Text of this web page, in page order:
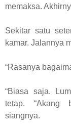
memaksa.
Sekitar satu
kamar. Jalannya
“Rasanya
“Biasa saja.
tetap. “Akang
siangnya.